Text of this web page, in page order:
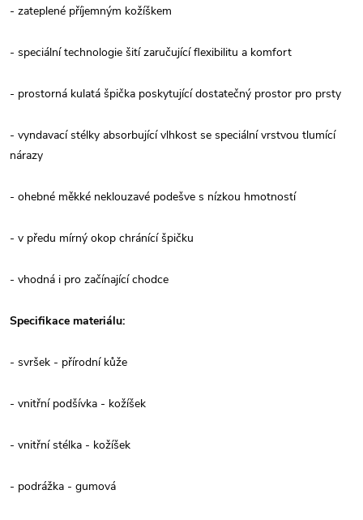
- zateplené příjemným kožíškem
- speciální technologie šití zaručující flexibilitu a komfort
- prostorná kulatá špička poskytující dostatečný prostor pro prsty
- vyndavací stélky absorbující vlhkost se speciální vrstvou tlumící
nárazy
- ohebné měkké neklouzavé podešve s nízkou hmotností
- v předu mírný okop chránící špičku
- vhodná i pro začínající chodce
Specifikace materiálu:
- svršek - přírodní kůže
- vnitřní podšívka - kožíšek
- vnitřní stélka - kožíšek
- podrážka - gumová